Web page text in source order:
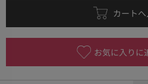
お気に入りに